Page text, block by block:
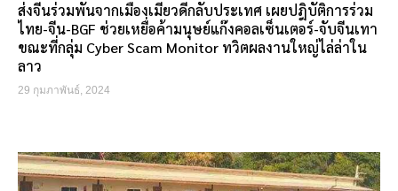
ส่งจีนร่วมพันจากเมืองเมียวดีกลับประเทศ เผยปฎิบัติการร่วม
ไทย-จีน-BGF ช่วยเหยื่อค้ามนุษย์แก๊งคอลเซ็นเตอร์-จับจีนเทา
ขณะที่กลุ่ม Cyber Scam Monitor ทวิตผลงานใหญ่ไล่ล่าใน
ลาว
29 กุมภาพันธ์, 2024